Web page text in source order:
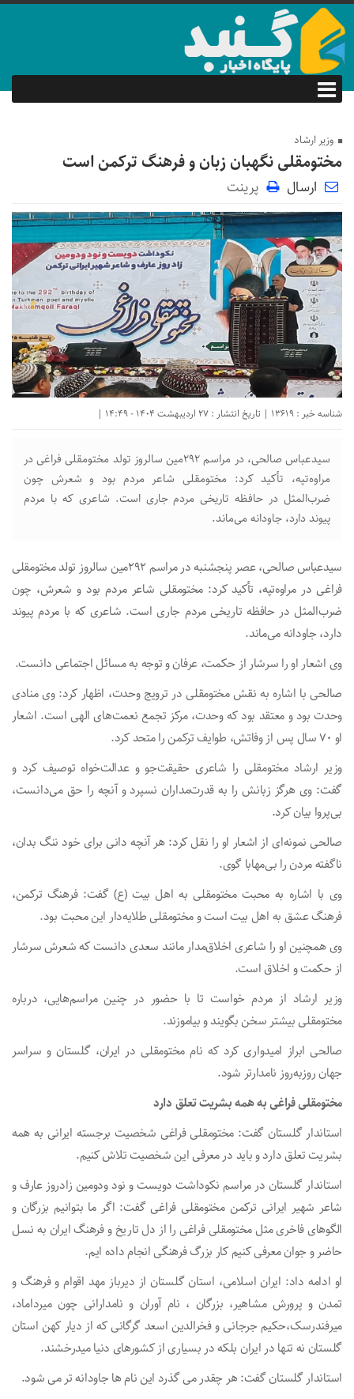
وزیر ارشاد
مختومقلی نگهبان زبان و فرهنگ ترکمن است
ارسال پرینت
شناسه خبر : 13619 | تاریخ انتشار : 27 اردیبهشت 1404 - 14:49 |
سیدعباس صالحی، در مراسم ۲۹۲مین سالروز تولد مختومقلی فراغی در
مراوه‌تپه، تأکید کرد: مختومقلی شاعر مردم بود و شعرش چون
ضرب‌المثل در حافظه تاریخی مردم جاری است. شاعری که با مردم
پیوند دارد، جاودانه می‌ماند.
سیدعباس صالحی، عصر پنجشنبه در مراسم ۲۹۲مین سالروز تولد مختومقلی
فراغی در مراوه‌تپه، تأکید کرد: مختومقلی شاعر مردم بود و شعرش، چون
ضرب‌المثل در حافظه تاریخی مردم جاری است. شاعری که با مردم پیوند
دارد، جاودانه می‌ماند.
وی اشعار او را سرشار از حکمت، عرفان و توجه به مسائل اجتماعی دانست.
صالحی با اشاره به نقش مختومقلی در ترویج وحدت، اظهار کرد: وی منادی
وحدت بود و معتقد بود که وحدت، مرکز تجمع نعمت‌های الهی است. اشعار
او ۷۰ سال پس از وفاتش، طوایف ترکمن را متحد کرد.
وزیر ارشاد مختومقلی را شاعری حقیقت‌جو و عدالت‌خواه توصیف کرد و
گفت: وی هرگز زبانش را به قدرت‌مداران نسپرد و آنچه را حق می‌دانست،
بی‌پروا بیان کرد.
صالحی نمونه‌ای از اشعار او را نقل کرد: هر آنچه دانی برای خود ننگ بدان،
ناگفته مردن را بی‌مهابا گوی.
وی با اشاره به محبت مختومقلی به اهل بیت (ع) گفت: فرهنگ ترکمن،
فرهنگ عشق به اهل بیت است و مختومقلی طلایه‌دار این محبت بود.
وی همچنین او را شاعری اخلاق‌مدار مانند سعدی دانست که شعرش سرشار
از حکمت و اخلاق است.
وزیر ارشاد از مردم خواست تا با حضور در چنین مراسم‌هایی، درباره
مختومقلی بیشتر سخن بگویند و بیاموزند.
صالحی ابراز امیدواری کرد که نام مختومقلی در ایران، گلستان و سراسر
جهان روزبه‌روز نامدارتر شود.
مختومقلی فراغی به همه بشریت تعلق دارد
استاندار گلستان گفت: مختومقلی فراغی شخصیت برجسته ایرانی به همه
بشریت تعلق دارد و باید در معرفی این شخصیت تلاش کنیم.
استاندار گلستان در مراسم نکوداشت دویست و نود ودومین زادروز عارف و
شاعر شهیر ایرانی ترکمن مختومقلی فراغی گفت: اگر ما بتوانیم بزرگان و
الگوهای فاخری مثل مختومقلی فراغی را از دل تاریخ و فرهنگ ایران به نسل
حاضر و جوان معرفی کنیم کار بزرگ فرهنگی انجام داده ایم.
او ادامه داد: ایران اسلامی، استان گلستان از دیرباز مهد اقوام و فرهنگ و
تمدن و پرورش مشاهیر، بزرگان ، نام آوران و نامدارانی چون میرداماد،
میرفندرسک،حکیم جرجانی و فخرالدین اسعد گرگانی که از دیار کهن استان
گلستان نه تنها در ایران بلکه در بسیاری از کشورهای دنیا میدرخشند.
استاندار گلستان گفت: هر چقدر می گذرد این نام ها جاودانه تر می شود.